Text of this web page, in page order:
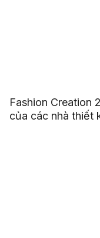
Fashion Creation
của các nhà thiết